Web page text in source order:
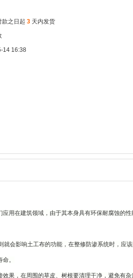
款之日起 3 天内发货
14 16:38
用在建筑领域，由于其本身具有环保耐腐蚀的
会影响土工布的功能，在整修防渗系统时，应
。
，在周围的草皮、树根要清理干净，避免有杂